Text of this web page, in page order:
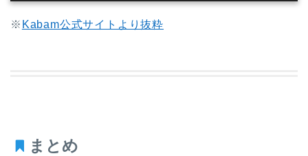
※ Kabam公式サイトより抜粋
まとめ